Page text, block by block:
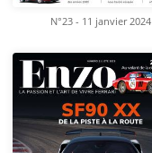
N°23 - 11 janvier 2024